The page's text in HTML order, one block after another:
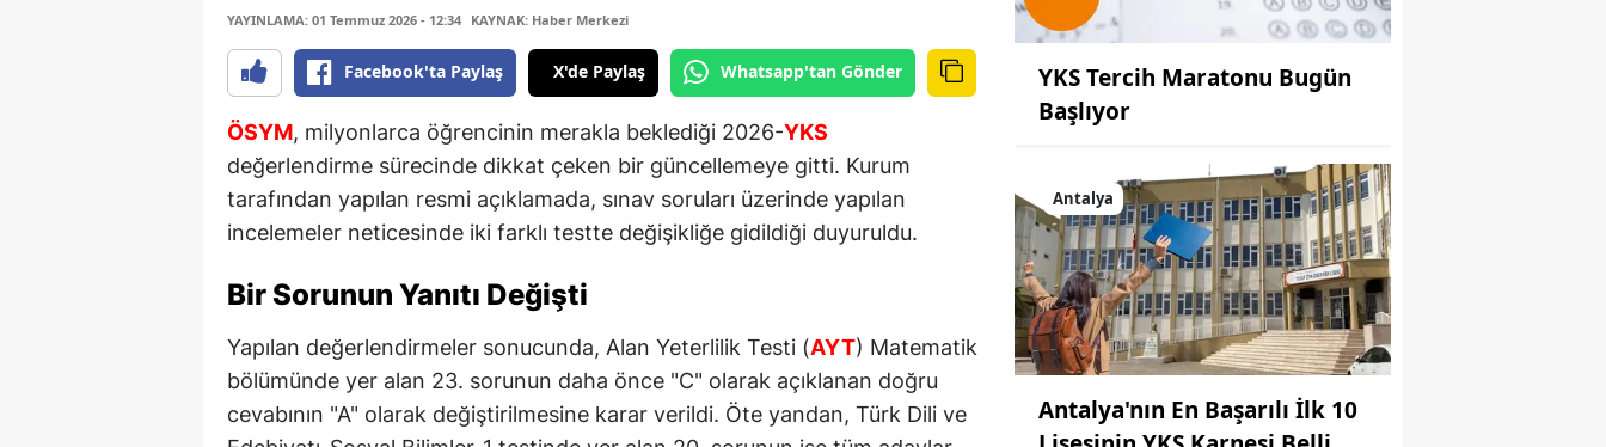
YAYINLAMA: 01 Temmuz 2026 - 12:34 KAYNAK: Haber Merkezi
Facebook'ta Paylaş X'de Paylaş Whatsapp'tan Gönder
ÖSYM, milyonlarca öğrencinin merakla beklediği 2026-YKS
değerlendirme sürecinde dikkat çeken bir güncellemeye gitti. Kurum
tarafından yapılan resmi açıklamada, sınav soruları üzerinde yapılan
incelemeler neticesinde iki farklı testte değişikliğe gidildiği duyuruldu.
Bir Sorunun Yanıtı Değişti
Yapılan değerlendirmeler sonucunda, Alan Yeterlilik Testi (AYT) Matematik
bölümünde yer alan 23. sorunun daha önce "C" olarak açıklanan doğru
cevabının "A" olarak değiştirilmesine karar verildi. Öte yandan, Türk Dili ve
YKS Tercih Maratonu Bugün
Başlıyor
Antalya
Antalya'nın En Başarılı İlk 10